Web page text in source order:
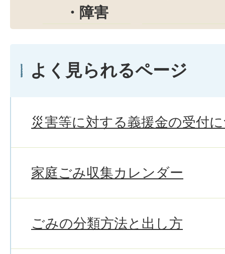
・障害
よく見られるページ
災害等に対する義援金の受付
家庭ごみ収集カレンダー
ごみの分類方法と出し方